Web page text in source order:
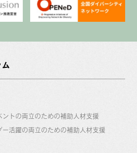
ントの両立のための補助人材支援
ー活躍の両立のための補助人材支援